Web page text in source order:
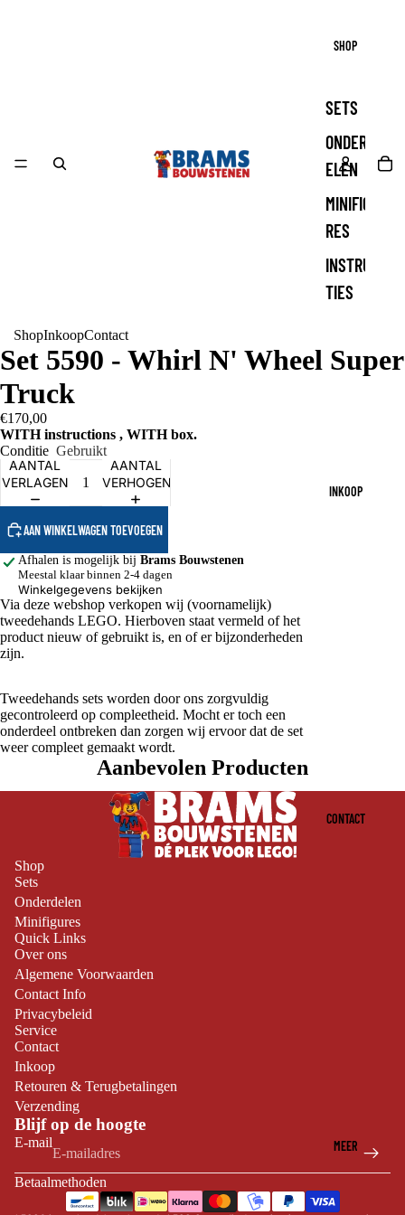
SHOP
SETS
ONDERD
ELEN
MINIFIGU
RES
INSTRUC
TIES
INKOOP
CONTACT
MEER
ShopInkoopContact
Set 5590 - Whirl N' Wheel Super
Truck
€170,00
WITH instructions , WITH box.
Conditie Gebruikt
AANTAL
VERLAGEN
AANTAL
VERHOGEN
AAN WINKELWAGEN TOEVOEGEN
Afhalen is mogelijk bij Brams Bouwstenen
Meestal klaar binnen 2-4 dagen
Winkelgegevens bekijken
Via deze webshop verkopen wij (voornamelijk)
tweedehands LEGO. Hierboven staat vermeld of het
product nieuw of gebruikt is, en of er bijzonderheden
zijn.
Tweedehands sets worden door ons zorgvuldig
gecontroleerd op compleetheid. Mocht er toch een
onderdeel ontbreken dan zorgen wij ervoor dat de set
weer compleet gemaakt wordt.
Aanbevolen Producten
Shop
Sets
Onderdelen
Minifigures
Quick Links
Over ons
Algemene Voorwaarden
Contact Info
Privacybeleid
Service
Contact
Inkoop
Retouren & Terugbetalingen
Verzending
Blijf op de hoogte
E-mail
Betaalmethoden